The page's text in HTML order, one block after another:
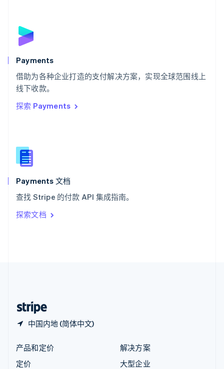
Payments
借助为各种企业打造的支付解决方案，实现全球范围线上
线下收款。
探索 Payments
Payments 文档
查找 Stripe 的付款 API 集成指南。
探索文档
中国内地 (简体中文)
English
斯洛文尼亚
泰国
ไทยEnglish
希腊
English
西班牙
新西兰
English
匈牙利
English
ItalianoEnglish
印度
English
产品和定价
定价
解决方案
大型企业